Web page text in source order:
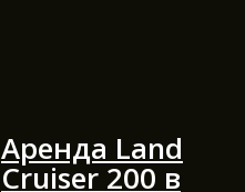
Аренда Land
Cruiser 200 в